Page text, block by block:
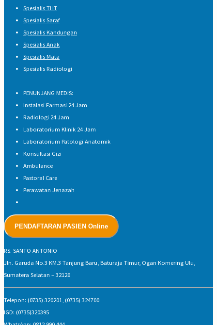
Spesialis THT
Spesialis Saraf
Spesialis Kandungan
Spesialis Anak
Spesialis Mata
Spesialis Radiologi
PENUNJANG MEDIS:
Instalasi Farmasi 24 Jam
Radiologi 24 Jam
Laboratorium Klinik 24 Jam
Laboratorium Patologi Anatomik
Konsultasi Gizi
Ambulance
Pastoral Care
Perawatan Jenazah
RS. SANTO ANTONIO
Jln. Garuda No.3 KM.3 Tanjung Baru, Baturaja Timur, Ogan Komering Ulu,
Sumatera Selatan – 32126
Telepon: (0735) 320201, (0735) 324700
IGD: (0735)320395